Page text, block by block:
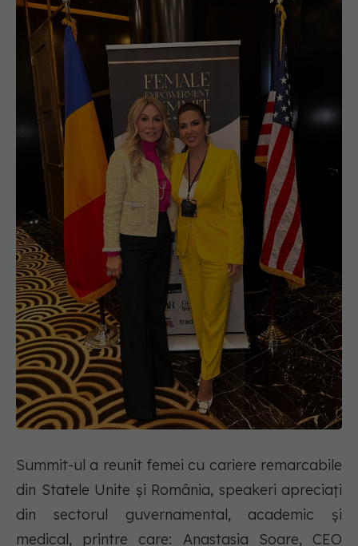
Summit-ul a reunit femei cu cariere remarcabile
din Statele Unite și România, speakeri apreciați
din sectorul guvernamental, academic și
medical, printre care: Anastasia Soare, CEO